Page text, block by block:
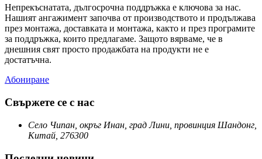
Непрекъснатата, дългосрочна поддръжка е ключова за нас.
Нашият ангажимент започва от производството и продължава
през монтажа, доставката и монтажа, както и през програмите
за поддръжка, които предлагаме. Защото вярваме, че в
днешния свят просто продажбата на продукти не е
достатъчна.
Абониране
Свържете се с нас
Село Чипан, окръг Инан, град Лини, провинция Шандонг,
Китай, 276300